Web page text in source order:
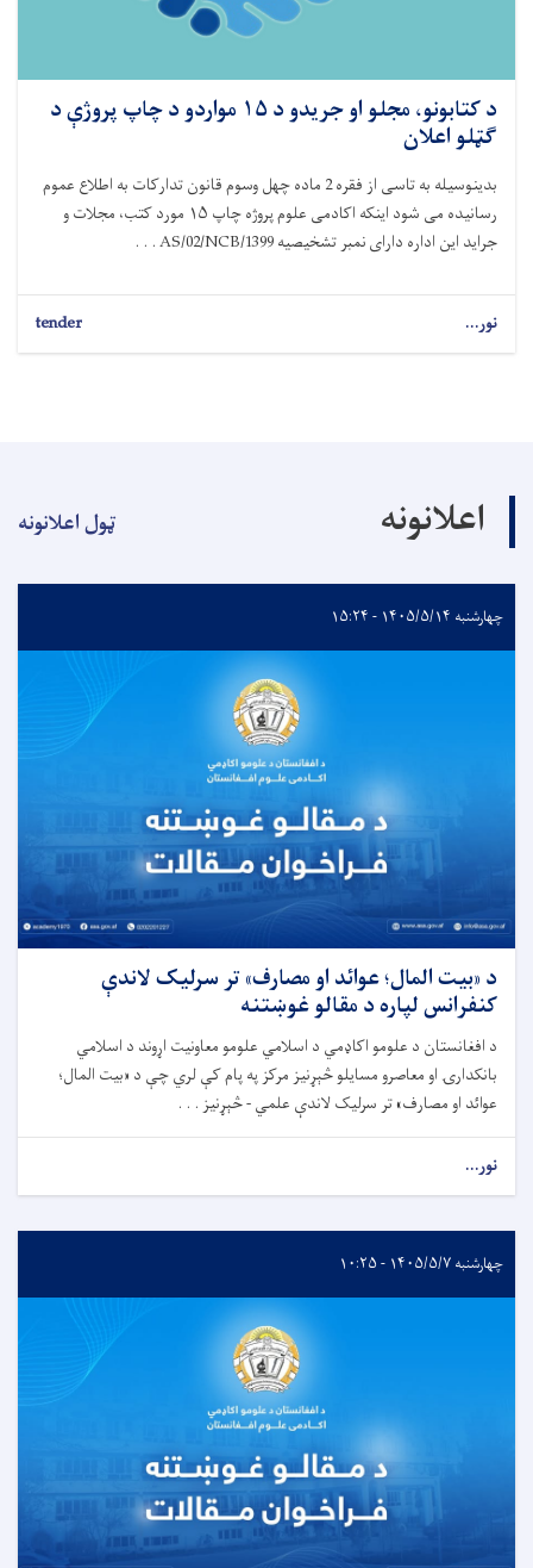
د کتابونو، مجلو او جریدو د ۱۵ مواردو د چاپ پروژې د
ګټلو اعلان
بدینوسیله به تاسی از فقره 2 ماده چهل وسوم قانون تدارکات به اطلاع عموم
رسانیده می شود اینکه اکادمی علوم پروژه چاپ ۱۵ مورد کتب، مجلات و
جراید این اداره دارای نمبر تشخیصیه AS/02/NCB/1399 . . .
نور... tender
اعلانونه ټول اعلانونه
چهارشنبه ۱۴۰۵/۵/۱۴ - ۱۵:۲۴
د «بیت المال؛ عوائد او مصارف» تر سرلیک لاندې
کنفرانس لپاره د مقالو غوښتنه
د افغانستان د علومو اکاډمي د اسلامي علومو معاونیت اړوند د اسلامي
بانکدارۍ او معاصرو مسایلو څېړنیز مرکز په پام کې لري چې د «بیت المال؛
عوائد او مصارف» تر سرلیک لاندې علمي - څېړنیز . . .
نور...
چهارشنبه ۱۴۰۵/۵/۷ - ۱۰:۲۵